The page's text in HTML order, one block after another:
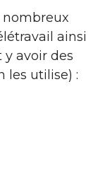
nombreux
ainsi
avoir des
les utilise) :